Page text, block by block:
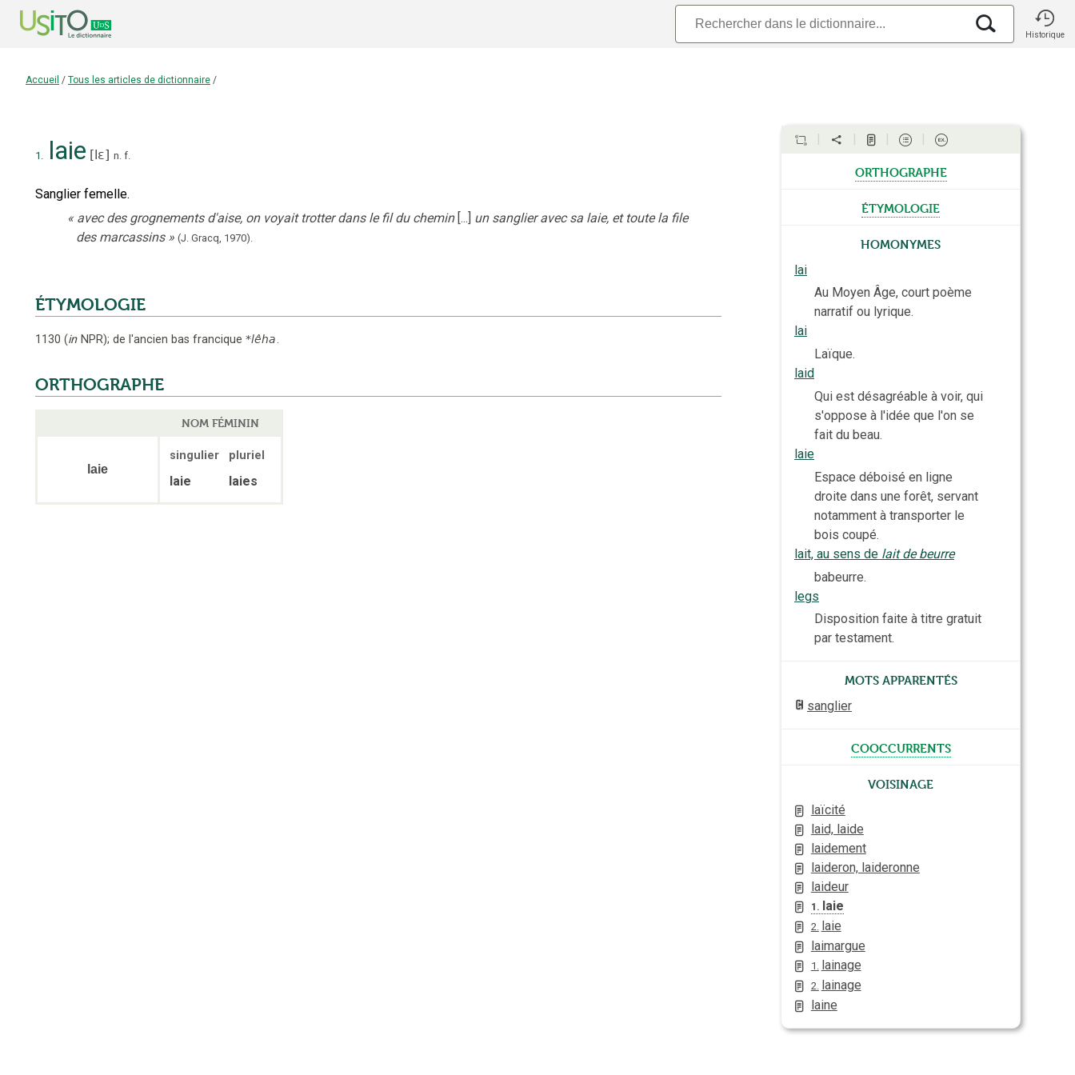
Historique
Accueil / Tous les articles de dictionnaire /
1. laie [lɛ] n. f.
Sanglier femelle.
« avec des grognements d'aise, on voyait trotter dans le fil du chemin [...] un sanglier avec sa laie, et toute la file
des marcassins » (J. Gracq, 1970).
ÉTYMOLOGIE
1130 (in NPR); de l'ancien bas francique *lêha.
ORTHOGRAPHE
NOM FÉMININ
laie
singulier pluriel
laie laies
orthographe
étymologie
Homonymes
lai
Au Moyen Âge, court poème
narratif ou lyrique.
lai
Laïque.
laid
Qui est désagréable à voir, qui
s'oppose à l'idée que l'on se
fait du beau.
laie
Espace déboisé en ligne
droite dans une forêt, servant
notamment à transporter le
bois coupé.
lait, au sens de lait de beurre
babeurre.
legs
Disposition faite à titre gratuit
par testament.
Mots apparentés
sanglier
cooccurrents
Voisinage
laïcité
laid, laide
laidement
laideron, laideronne
laideur
1. laie
2. laie
laimargue
1. lainage
2. lainage
laine